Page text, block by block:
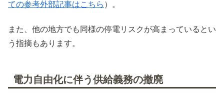
ての参考外部記事はこちら ）。
また、他の地方でも同様の停電リスクが高まっているとい
う指摘もあります。
電力自由化に伴う供給義務の撤廃